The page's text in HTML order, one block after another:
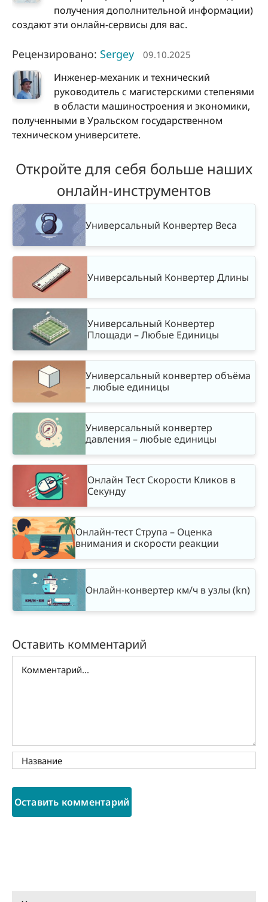
получения дополнительной информации)
создают эти онлайн-сервисы для вас.
Рецензировано: Sergey 09.10.2025
Инженер-механик и технический
руководитель с магистерскими степенями
в области машиностроения и экономики,
полученными в Уральском государственном
техническом университете.
Откройте для себя больше наших
онлайн-инструментов
Универсальный Конвертер Веса
Универсальный Конвертер Длины
Универсальный Конвертер
Площади – Любые Единицы
Универсальный конвертер объёма
– любые единицы
Универсальный конвертер
давления – любые единицы
Онлайн Тест Скорости Кликов в
Секунду
Онлайн-тест Струпа – Оценка
внимания и скорости реакции
Онлайн-конвертер км/ч в узлы (kn)
Оставить комментарий